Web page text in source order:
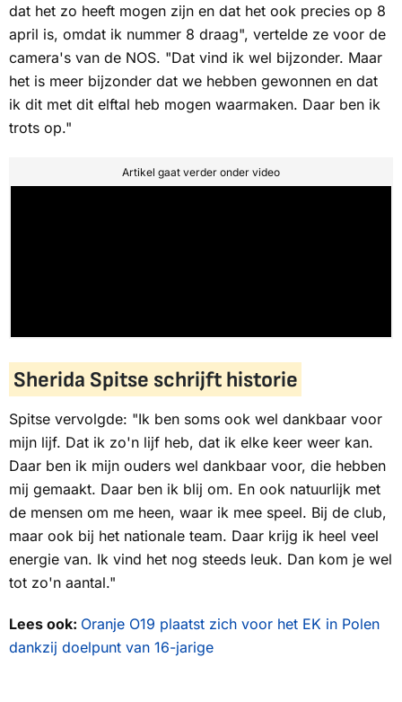
dat het zo heeft mogen zijn en dat het ook precies op 8
april is, omdat ik nummer 8 draag", vertelde ze voor de
camera's van de NOS. "Dat vind ik wel bijzonder. Maar
het is meer bijzonder dat we hebben gewonnen en dat
ik dit met dit elftal heb mogen waarmaken. Daar ben ik
trots op."
Artikel gaat verder onder video
Sherida Spitse schrijft historie
Spitse vervolgde: "Ik ben soms ook wel dankbaar voor
mijn lijf. Dat ik zo'n lijf heb, dat ik elke keer weer kan.
Daar ben ik mijn ouders wel dankbaar voor, die hebben
mij gemaakt. Daar ben ik blij om. En ook natuurlijk met
de mensen om me heen, waar ik mee speel. Bij de club,
maar ook bij het nationale team. Daar krijg ik heel veel
energie van. Ik vind het nog steeds leuk. Dan kom je wel
tot zo'n aantal."
Lees ook: Oranje O19 plaatst zich voor het EK in Polen
dankzij doelpunt van 16-jarige